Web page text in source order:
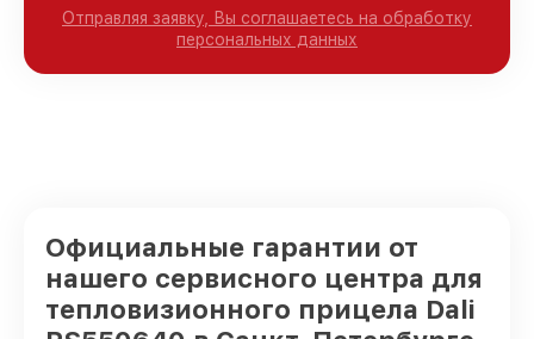
Отправляя заявку, Вы соглашаетесь на обработку
персональных данных
Официальные гарантии от
нашего сервисного центра для
тепловизионного прицела Dali